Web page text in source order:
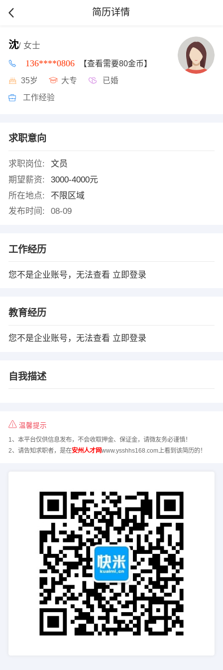
简历详情
沈/ 女士
136****0806 【查看需要80金币】
35岁 大专 已婚
工作经验
求职意向
求职岗位:
文员
期望薪资:
3000-4000元
所在地点:
不限区域
发布时间:
08-09
工作经历
您不是企业账号，无法查看 立即登录
教育经历
您不是企业账号，无法查看 立即登录
自我描述
温馨提示
1、本平台仅供信息发布，不会收取押金、保证金，请微友务必谨慎！
2、请告知求职者，是在安州人才网www.ysshhs168.com上看到该简历的！